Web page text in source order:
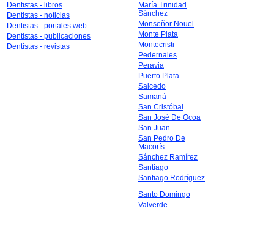
Dentistas - libros
Dentistas - noticias
Dentistas - portales web
Dentistas - publicaciones
Dentistas - revistas
María Trinidad
Sánchez
Monseñor Nouel
Monte Plata
Montecristi
Pedernales
Peravia
Puerto Plata
Salcedo
Samaná
San Cristóbal
San José De Ocoa
San Juan
San Pedro De
Macorís
Sánchez Ramírez
Santiago
Santiago Rodríguez
Santo Domingo
Valverde